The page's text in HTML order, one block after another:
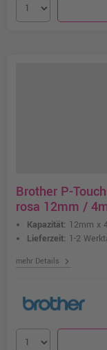
Brother P-
rosa 12mm /
Kapazität: 12mm x
Lieferzeit: 1-2
mehr Details chevron_right